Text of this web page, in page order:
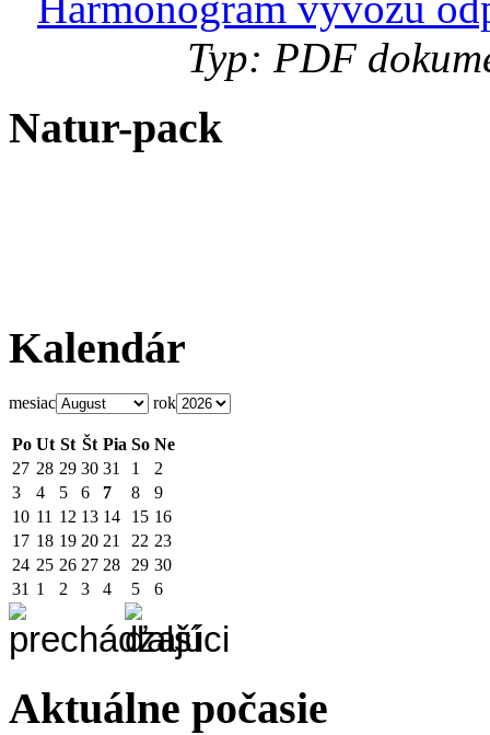
Typ: PDF
Natur-pack
Kalendár
mesiac rok
Po Ut St Št Pia So Ne
27 28 29 30 31 1
2
3
4 5 6 7 8
9
10 11 12 13 14 15 16
17 18 19 20 21 22 23
24 25 26 27 28 29 30
31 1 2 3 4 5 6
Aktuálne počasie